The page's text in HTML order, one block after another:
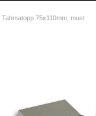
Tahmatopp 75x110mm, must